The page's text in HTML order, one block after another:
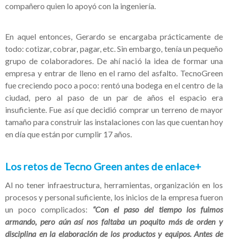
compañero quien lo apoyó con la ingeniería.
En aquel entonces, Gerardo se encargaba prácticamente de
todo: cotizar, cobrar, pagar, etc. Sin embargo, tenía un pequeño
grupo de colaboradores. De ahí nació la idea de formar una
empresa y entrar de lleno en el ramo del asfalto. TecnoGreen
fue creciendo poco a poco: rentó una bodega en el centro de la
ciudad, pero al paso de un par de años el espacio era
insuficiente. Fue así que decidió comprar un terreno de mayor
tamaño para construir las instalaciones con las que cuentan hoy
en día que están por cumplir 17 años.
Los retos de Tecno Green antes de enlace+
Al no tener infraestructura, herramientas, organización en los
procesos y personal suficiente, los inicios de la empresa fueron
un poco complicados: “Con el paso del tiempo los fuimos
armando, pero aún así nos faltaba un poquito más de orden y
disciplina en la elaboración de los productos y equipos. Antes de